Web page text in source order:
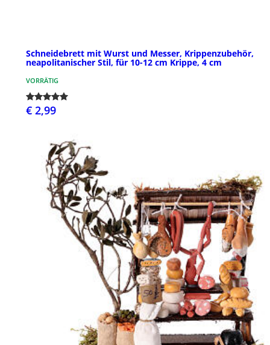
Schneidebrett mit Wurst und Messer, Krippenzubehör,
neapolitanischer Stil, für 10-12 cm Krippe, 4 cm
VORRÄTIG
€ 2,99